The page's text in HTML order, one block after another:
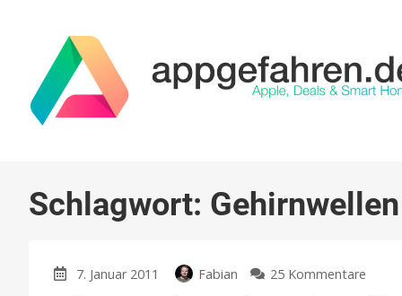
Schlagwort: Gehirnwellen
7. Januar 2011 Fabian 25 Kommentare